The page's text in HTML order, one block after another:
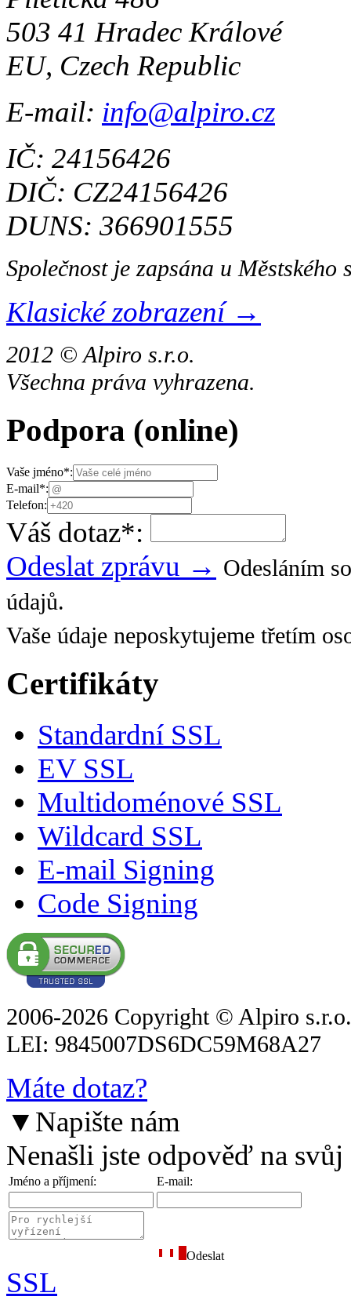
503 41 Hradec Králové
EU, Czech Republic
E-mail: info@alpiro.cz
IČ: 24156426
DIČ: CZ24156426
DUNS: 366901555
Společnost je zapsána u
Klasické zobrazení →
2012 © Alpiro s.r.o.
Všechna práva vyhrazena.
Podpora (online)
Vaše jméno*:
E-mail*:
Telefon:
Váš dotaz*:
Odeslat zprávu → Odesláním
údajů.
Vaše údaje neposkytujeme třetím
Certifikáty
Standardní SSL
EV SSL
Multidoménové SSL
Wildcard SSL
E-mail Signing
Code Signing
2006-2026 Copyright © Alpiro
LEI: 9845007DS6DC59M68A27
Máte dotaz?
▼ Napište nám
Nenašli jste odpověď na
Jméno a příjmení: E-mail:
Odeslat
SSL